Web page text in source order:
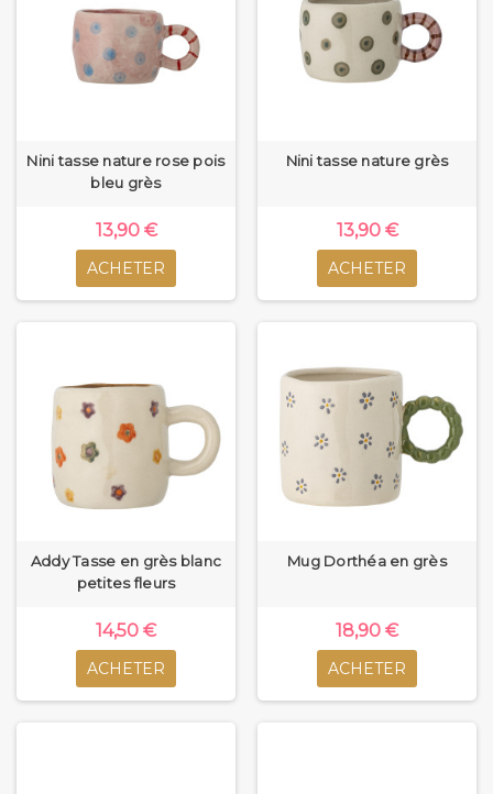
Nini tasse nature rose pois
bleu grès
13,90 €
ACHETER
Nini tasse nature grès
13,90 €
ACHETER
Addy Tasse en grès blanc
petites fleurs
14,50 €
ACHETER
Mug Dorthéa en grès
18,90 €
ACHETER